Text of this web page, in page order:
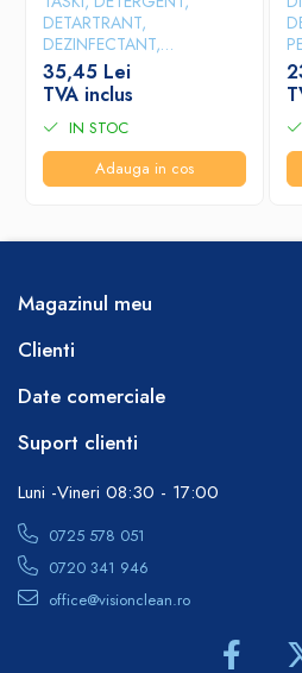
DETARTRANT,
DEZINFECTANT,
DEZODORIZANT
PROFESIONAL PENTRU
GRUPURI SANITARE SANI 4
IN 1, 750 ML
35,45 Lei
TVA inclus
IN STOC
Adauga in cos
Magazinul meu
Clienti
Date comerciale
Suport clienti
Luni -Vineri 08:30 - 17:00
0725 578 051
0720 341 946
office@visionclean.ro